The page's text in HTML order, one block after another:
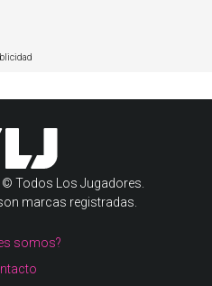
Todos Los Jugadores.
marcas registradas.
somos?